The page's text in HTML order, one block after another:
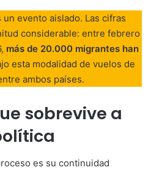
evento aislado. Las cifras
considerable: entre febrero
más de 20.000 migrantes han
esta modalidad de vuelos de
ambos países.
sobrevive a
es su continuidad